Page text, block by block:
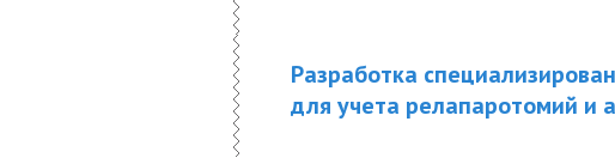
Разработка
для учета релапаротомий и